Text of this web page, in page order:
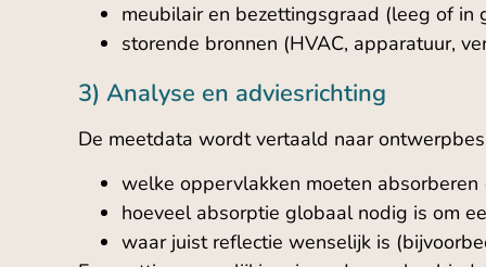
meubilair en bezettingsgraad (leeg of in
storende bronnen (HVAC, apparatuur,
3) Analyse en adviesrichting
De meetdata wordt vertaald naar
welke oppervlakken moeten
hoeveel absorptie globaal nodig is om
waar juist reflectie wenselijk is